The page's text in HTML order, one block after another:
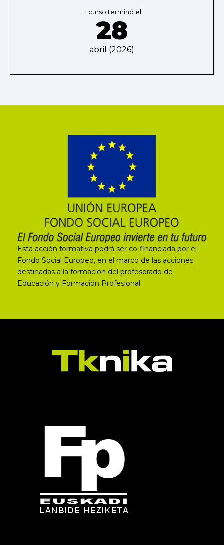
El curso terminó el:
28
abril (2026)
Esta acción formativa podrá ser co-financiada por el
Fondo Social Europeo, en el marco de las acciones
destinadas a la formación del profesorado de
Educación y Formación Profesional.